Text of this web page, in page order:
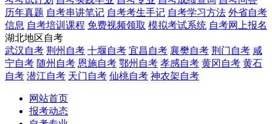
历年真题 自考串讲笔记 自考考生手记 自考学习方法 外省自考
信息 自考培训课程 免费视频领取 模拟考试系统 自考网上报名
湖北地区自考
武汉自考 荆州自考 十堰自考 宜昌自考 襄樊自考 荆门自考 咸
宁自考 随州自考 恩施自考 鄂州自考 孝感自考 黄冈自考 黄石
自考 潜江自考 天门自考 仙桃自考 神农架自考
网站首页
报考动态